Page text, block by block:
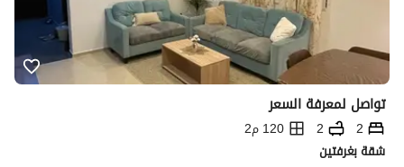
تواصل لمعرفة السعر
2
2
120 م2
شقة بغرفتين